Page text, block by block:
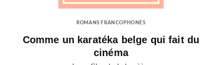
ROMANS FRANCOPHONES
Comme un karatéka belge qui fait du
cinéma